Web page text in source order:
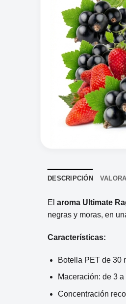
DESCRIPCIÓN
El aroma Ultimate
negras y moras, en
Características:
Botella PET de 30
Maceración: de 3
Concentración